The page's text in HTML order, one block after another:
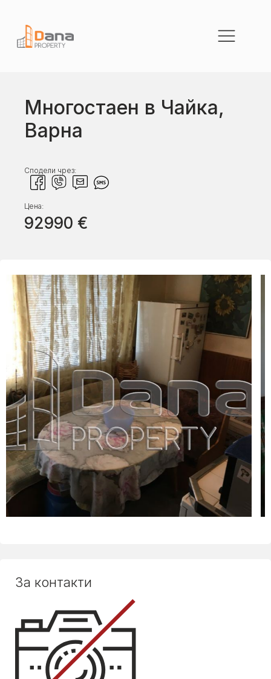
Многостаен в Чайка,
Варна
Сподели чрез:
Цена:
92990 €
За контакти